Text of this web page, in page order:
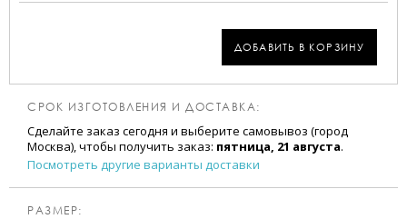
ДОБАВИТЬ В КОРЗИНУ
СРОК ИЗГОТОВЛЕНИЯ И ДОСТАВКА:
Сделайте заказ сегодня и выберите самовывоз (город
Москва), чтобы получить заказ: пятница, 21 августа.
Посмотреть другие варианты доставки
РАЗМЕР: